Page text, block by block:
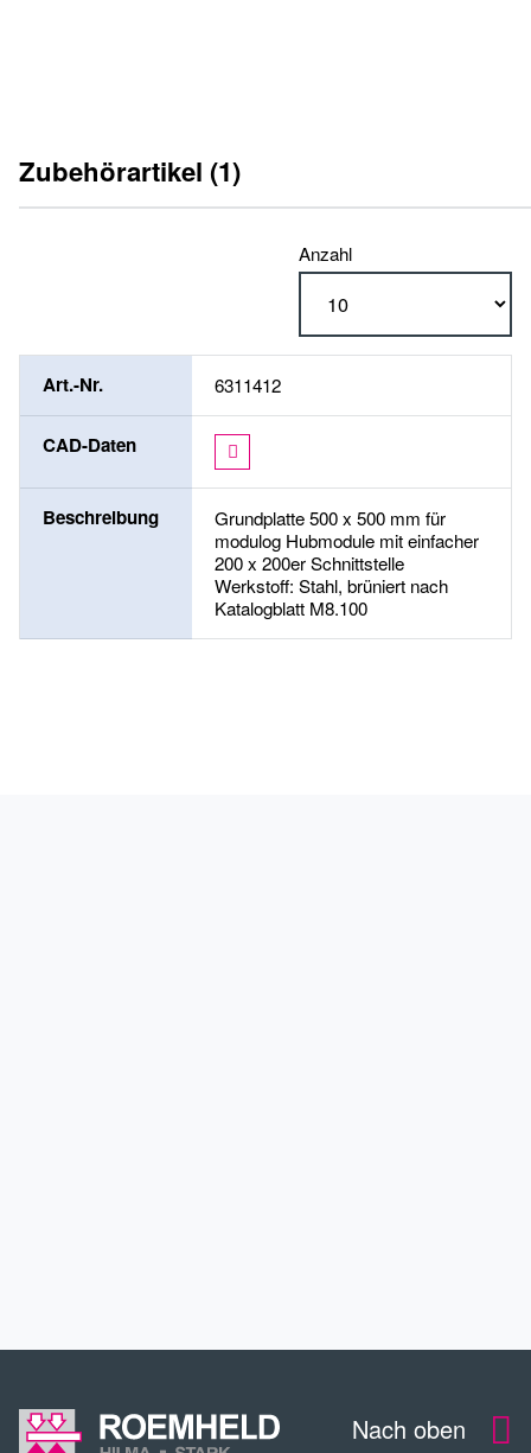
Zubehörartikel (1)
Anzahl
Art.-Nr. 6311412
CAD-Daten
Beschreibung
Grundplatte 500 x 500 mm für
modulog Hubmodule mit einfacher
200 x 200er Schnittstelle
Werkstoff: Stahl, brüniert nach
Katalogblatt M8.100
Nach oben